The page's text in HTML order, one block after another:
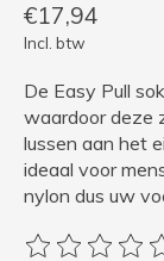
€17,94
Incl. btw
De Easy Pull
waardoor deze
lussen aan het
ideaal voor
nylon dus uw